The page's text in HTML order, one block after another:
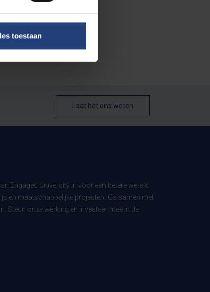
toestaan
Laat het ons weten
Engaged University in voor een betere wereld
en maatschappelijke projecten. Ga samen met
Steun onze werking en investeer mee in de